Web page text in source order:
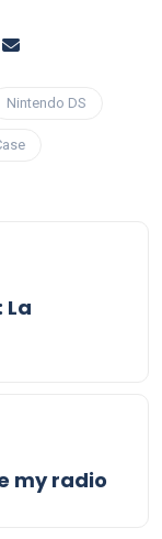
Nintendo DS
La
my radio